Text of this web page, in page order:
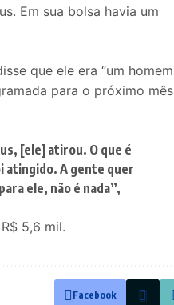
Em sua bolsa havia um
que ele era “um homem
para o próximo mês
[ele] atirou. O que é
atingido. A gente quer
ele, não é nada”,
5,6 mil.
Facebook